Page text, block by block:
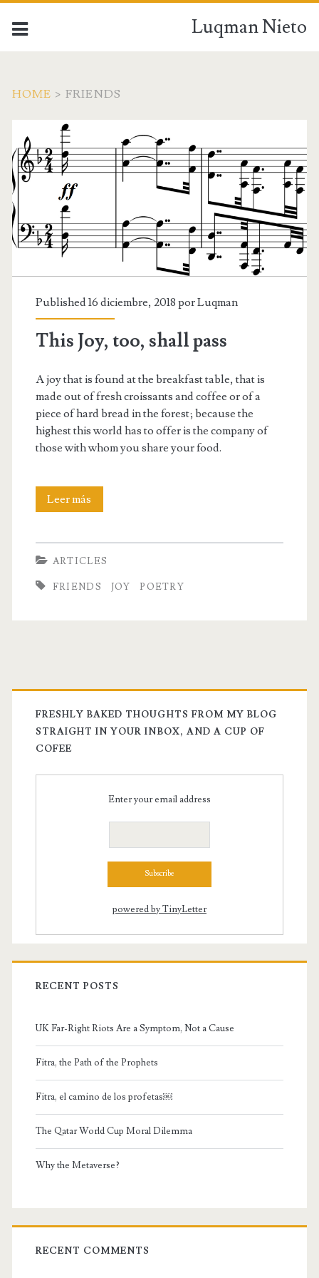
Luqman Nieto
HOME > FRIENDS
Published 16 diciembre, 2018 porLuqman
This Joy, too, shall pass
A joy that is found at the breakfast table, that is
made out of fresh croissants and coffee or of a
piece of hard bread in the forest; because the
highest this world has to offer is the company of
those with whom you share your food.
Leer más
ARTICLES
FRIENDS JOY POETRY
FRESHLY BAKED THOUGHTS FROM MY BLOG
STRAIGHT IN YOUR INBOX, AND A CUP OF
COFEE
Enter your email address
powered by TinyLetter
RECENT POSTS
UK Far-Right Riots Are a Symptom, Not a Cause
Fitra, the Path of the Prophets
Fitra, el camino de los profetas￼
The Qatar World Cup Moral Dilemma
Why the Metaverse?
RECENT COMMENTS